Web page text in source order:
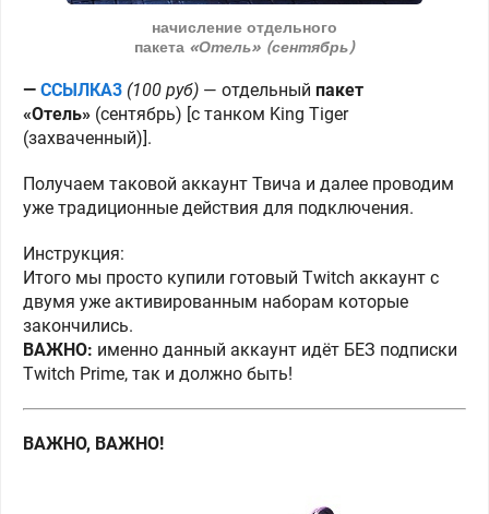
начисление отдельного
пакета «Отель» (сентябрь)
— ССЫЛКА3 (100 руб) — отдельный пакет
«Отель» (сентябрь) [с танком King Tiger
(захваченный)].
Получаем таковой аккаунт Твича и далее проводим
уже традиционные действия для подключения.
Инструкция:
Итого мы просто купили готовый Twitch аккаунт с
двумя уже активированным наборам которые
закончились.
ВАЖНО: именно данный аккаунт идёт БЕЗ подписки
Twitch Prime, так и должно быть!
ВАЖНО, ВАЖНО!